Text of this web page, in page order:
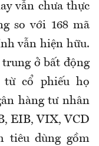
vẫn chưa thực
so với 168 mã
vẫn hiện hữu.
ở bất động
từ cổ phiếu họ
hàng tư nhân
EIB, VIX, VCD
tiêu dùng gồm